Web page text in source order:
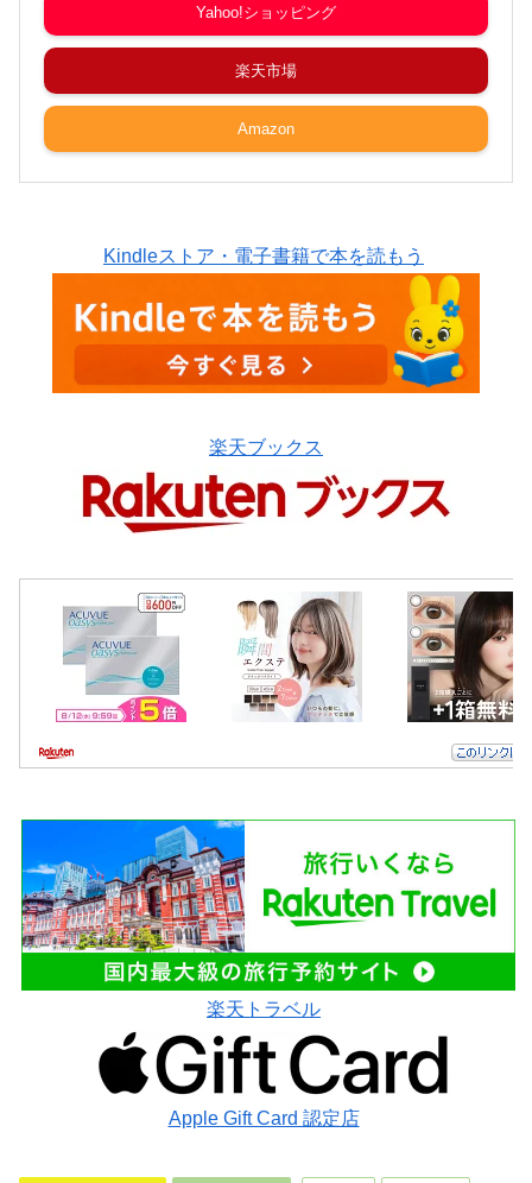
Yahoo!ショッピング
楽天市場
Amazon
Kindleストア・電子書籍で本を読もう
楽天ブックス
楽天トラベル
Apple Gift Card 認定店